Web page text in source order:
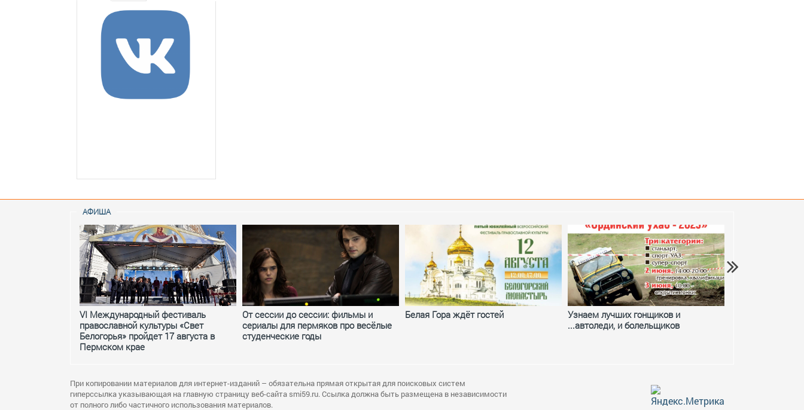
АФИША
VI Международный фестиваль
православной культуры «Свет
Белогорья» пройдет 17 августа в
Пермском крае
От сессии до сессии: фильмы и
сериалы для пермяков про весёлые
студенческие годы
Белая Гора ждёт гостей
Узнаем лучших гонщиков и
...автоледи, и болельщиков
При копировании материалов для интернет-изданий – обязательна прямая открытая для поисковых систем
гиперссылка указывающая на главную страницу веб-сайта smi59.ru. Ссылка должна быть размещена в независимости
от полного либо частичного использования материалов.